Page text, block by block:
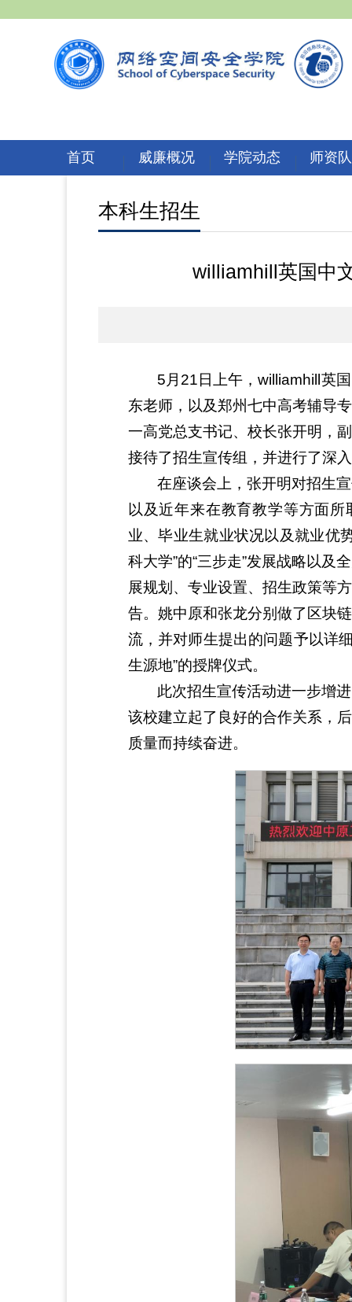
首页 威廉概况 学院动态 师资
本科生招生
williamhill英国中
5月21日上午，williamhill英
东老师，以及郑州七中高考辅导
一高党总支书记、校长张开明，
接待了招生宣传组，并进行了深
在座谈会上，张开明对招生
以及近年来在教育教学等方面
业、毕业生就业状况以及就业优
科大学”的“三步走”发展战略以及
展规划、专业设置、招生政策等
告。姚中原和张龙分别做了区块
流，并对师生提出的问题予以详
生源地”的授牌仪式。
此次招生宣传活动进一步增
该校建立起了良好的合作关系，
质量而持续奋进。